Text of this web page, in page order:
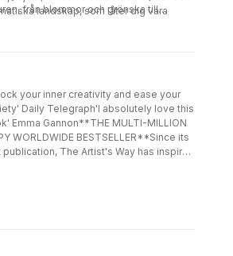
landskap, som låter dig vara
Rebecca Leach delar generöst med sig
och originella akvareller.
från blommor och grönska till
your inner creativity and ease your
Daily Telegraph'I absolutely love this
Emma Gannon**THE MULTI-MILLION
WORLDWIDE BESTSELLER**Since its
The Artist's Way has inspired